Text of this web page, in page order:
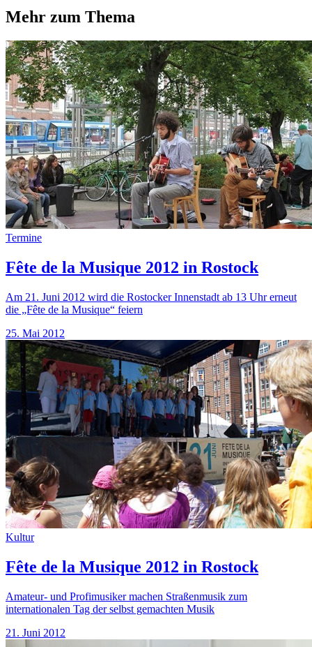
Mehr zum Thema
Termine
Fête de la Musique 2012 in Rostock
Am 21. Juni 2012 wird die Rostocker Innenstadt ab 13 Uhr erneut
die „Fête de la Musique“ feiern
25. Mai 2012
Kultur
Fête de la Musique 2012 in Rostock
Amateur- und Profimusiker machen Straßenmusik zum
internationalen Tag der selbst gemachten Musik
21. Juni 2012